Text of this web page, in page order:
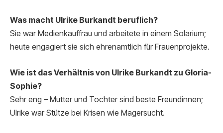
Was macht Ulrike Burkandt beruflich?
Sie war Medienkauffrau und arbeitete in einem Solarium;
heute engagiert sie sich ehrenamtlich für Frauenprojekte.
Wie ist das Verhältnis von Ulrike Burkandt zu Gloria-
Sophie?
Sehr eng – Mutter und Tochter sind beste Freundinnen;
Ulrike war Stütze bei Krisen wie Magersucht.